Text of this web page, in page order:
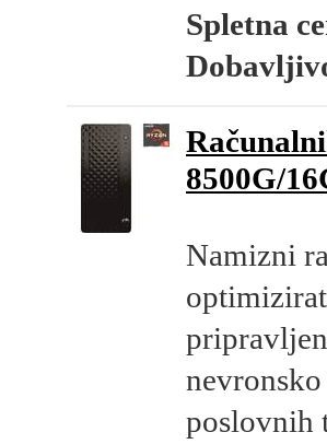
Spletna
8500G/
Namizni
poslovnih